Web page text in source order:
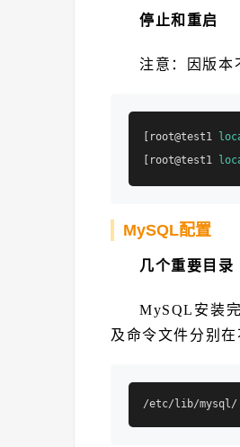
停止和重启
注意：因版本
[root@test1
[root@test1
MySQL配置
几个重要目录
MySQL安装
及命令文件分别